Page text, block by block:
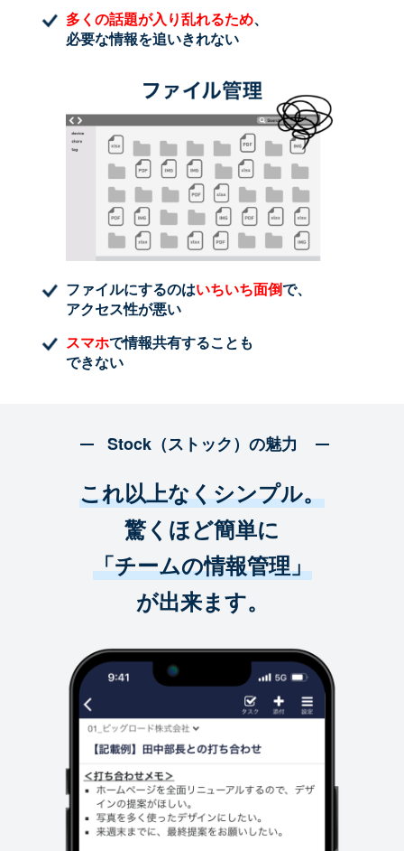
多くの話題が入り乱れるため、
必要な情報を追いきれない
ファイルにするのはいちいち面倒で、
アクセス性が悪い
スマホで情報共有することも
できない
Stock（ストック）の魅力
これ以上なくシンプル。
驚くほど簡単に
「チームの情報管理」
が出来ます。